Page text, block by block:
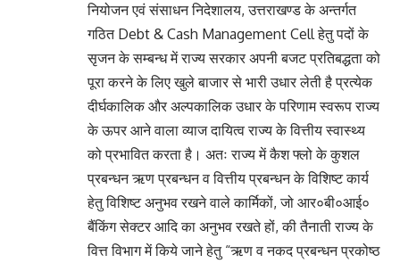
नियोजन एवं संसाधन निदेशालय, उत्तराखण्ड के अन्तर्गत
गठित Debt & Cash Management Cell हेतु पदों के
सृजन के सम्बन्ध में राज्य सरकार अपनी बजट प्रतिबद्धता को
पूरा करने के लिए खुले बाजार से भारी उधार लेती है प्रत्येक
दीर्घकालिक और अल्पकालिक उधार के परिणाम स्वरूप राज्य
के ऊपर आने वाला व्याज दायित्व राज्य के वित्तीय स्वास्थ्य
को प्रभावित करता है। अतः राज्य में कैश फ्लो के कुशल
प्रबन्धन ऋण प्रबन्धन व वित्तीय प्रबन्धन के विशिष्ट कार्य
हेतु विशिष्ट अनुभव रखने वाले कार्मिकों, जो आर०बी०आई०
बैंकिंग सेक्टर आदि का अनुभव रखते हों, की तैनाती राज्य के
वित्त विभाग में किये जाने हेतु “ऋण व नकद प्रबन्धन प्रकोष्ठ